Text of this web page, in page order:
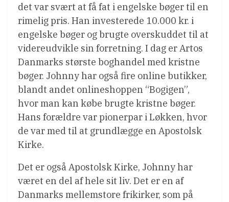
det var svært at få fat i engelske bøger til en
rimelig pris. Han investerede 10.000 kr. i
engelske bøger og brugte overskuddet til at
videreudvikle sin forretning. I dag er Artos
Danmarks største boghandel med kristne
bøger. Johnny har også fire online butikker,
blandt andet onlineshoppen “Bogigen”,
hvor man kan købe brugte kristne bøger.
Hans forældre var pionerpar i Løkken, hvor
de var med til at grundlægge en Apostolsk
Kirke.
Det er også Apostolsk Kirke, Johnny har
været en del af hele sit liv. Det er en af
Danmarks mellemstore frikirker, som på